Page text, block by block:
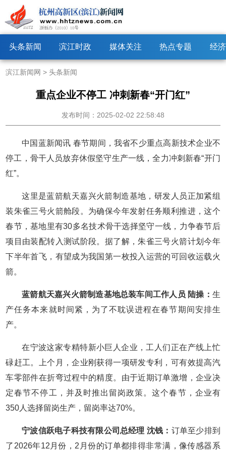
头条新闻 滨江时政 媒体关注 热点专题 经
滨江新闻网 >头条新闻
重点企业不停工 冲刺新春“开门红”
发布时间：2025-02-02 22:58:48
中国蓝新闻讯 春节期间，我省不少重点高新技术企业不
停工，骨干人员放弃休假坚守生产一线，全力冲刺新春“开门
红”。
这里是蓝箭航天嘉兴火箭制造基地，研发人员正加紧组
装朱雀三号火箭舱段。为确保今年发射任务顺利推进，这个
春节，基地里有30多名技术骨干选择坚守一线，力争春节后
项目由装配转入测试阶段。据了解，朱雀三号火箭计划今年
下半年首飞，有望成为我国第一枚投入运营的可回收运载火
箭。
蓝箭航天嘉兴火箭制造基地总装车间工作人员 陆操： 生
产任务本来就时间紧，为了不耽误进程在春节期间安排生
产。
在宁波这家专精特新小巨人企业，工人们正在产线上忙
碌赶工。上个月，企业刚获得一项研发专利，可有效提高汽
车零部件在折弯过程中的精度。由于近期订单激增，企业决
定春节不停工，并及时推出留岗政策。这个春节，企业有
350人选择留岗生产，留岗率达70%。
宁波信跃电子科技有限公司总经理 沈钱： 订单至少排到
了2026年12月份，2月份的订单都排得非常满，像传感器系